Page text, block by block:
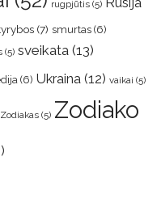
rugpjūtis (5)
(7) smurtas (6)
(5) sveikata (13)
(6) Ukraina (12) vaikai (5)
Zodiakas (5) Zodiako